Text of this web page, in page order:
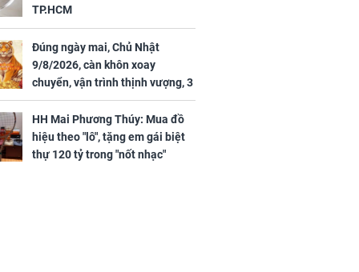
TP.HCM
Đúng ngày mai, Chủ Nhật
9/8/2026, càn khôn xoay
chuyển, vận trình thịnh vượng, 3
con giáp nhận phúc khí nhà trời,
tình tiền đỏ như son, vận may
hanh thông
HH Mai Phương Thúy: Mua đồ
hiệu theo "lô", tặng em gái biệt
thự 120 tỷ trong "nốt nhạc"